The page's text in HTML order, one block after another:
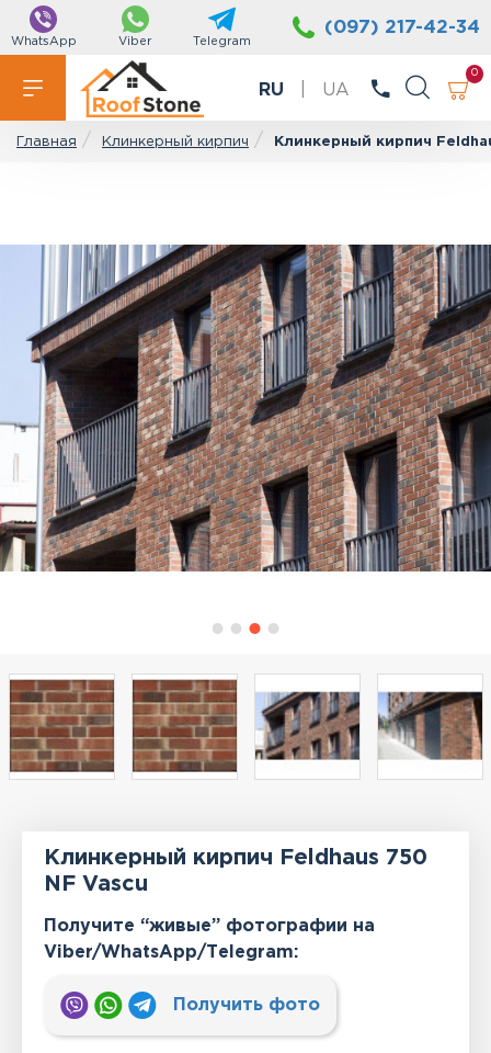
WhatsApp Viber Telegram
(097) 217-42-34
RU UA
0
Главная Клинкерный кирпич Клинкерный кирпич
Клинкерный кирпич Feldhaus 750
NF Vascu
Получите “живые” фотографии на
Viber/WhatsApp/Тelegram:
Получить фото